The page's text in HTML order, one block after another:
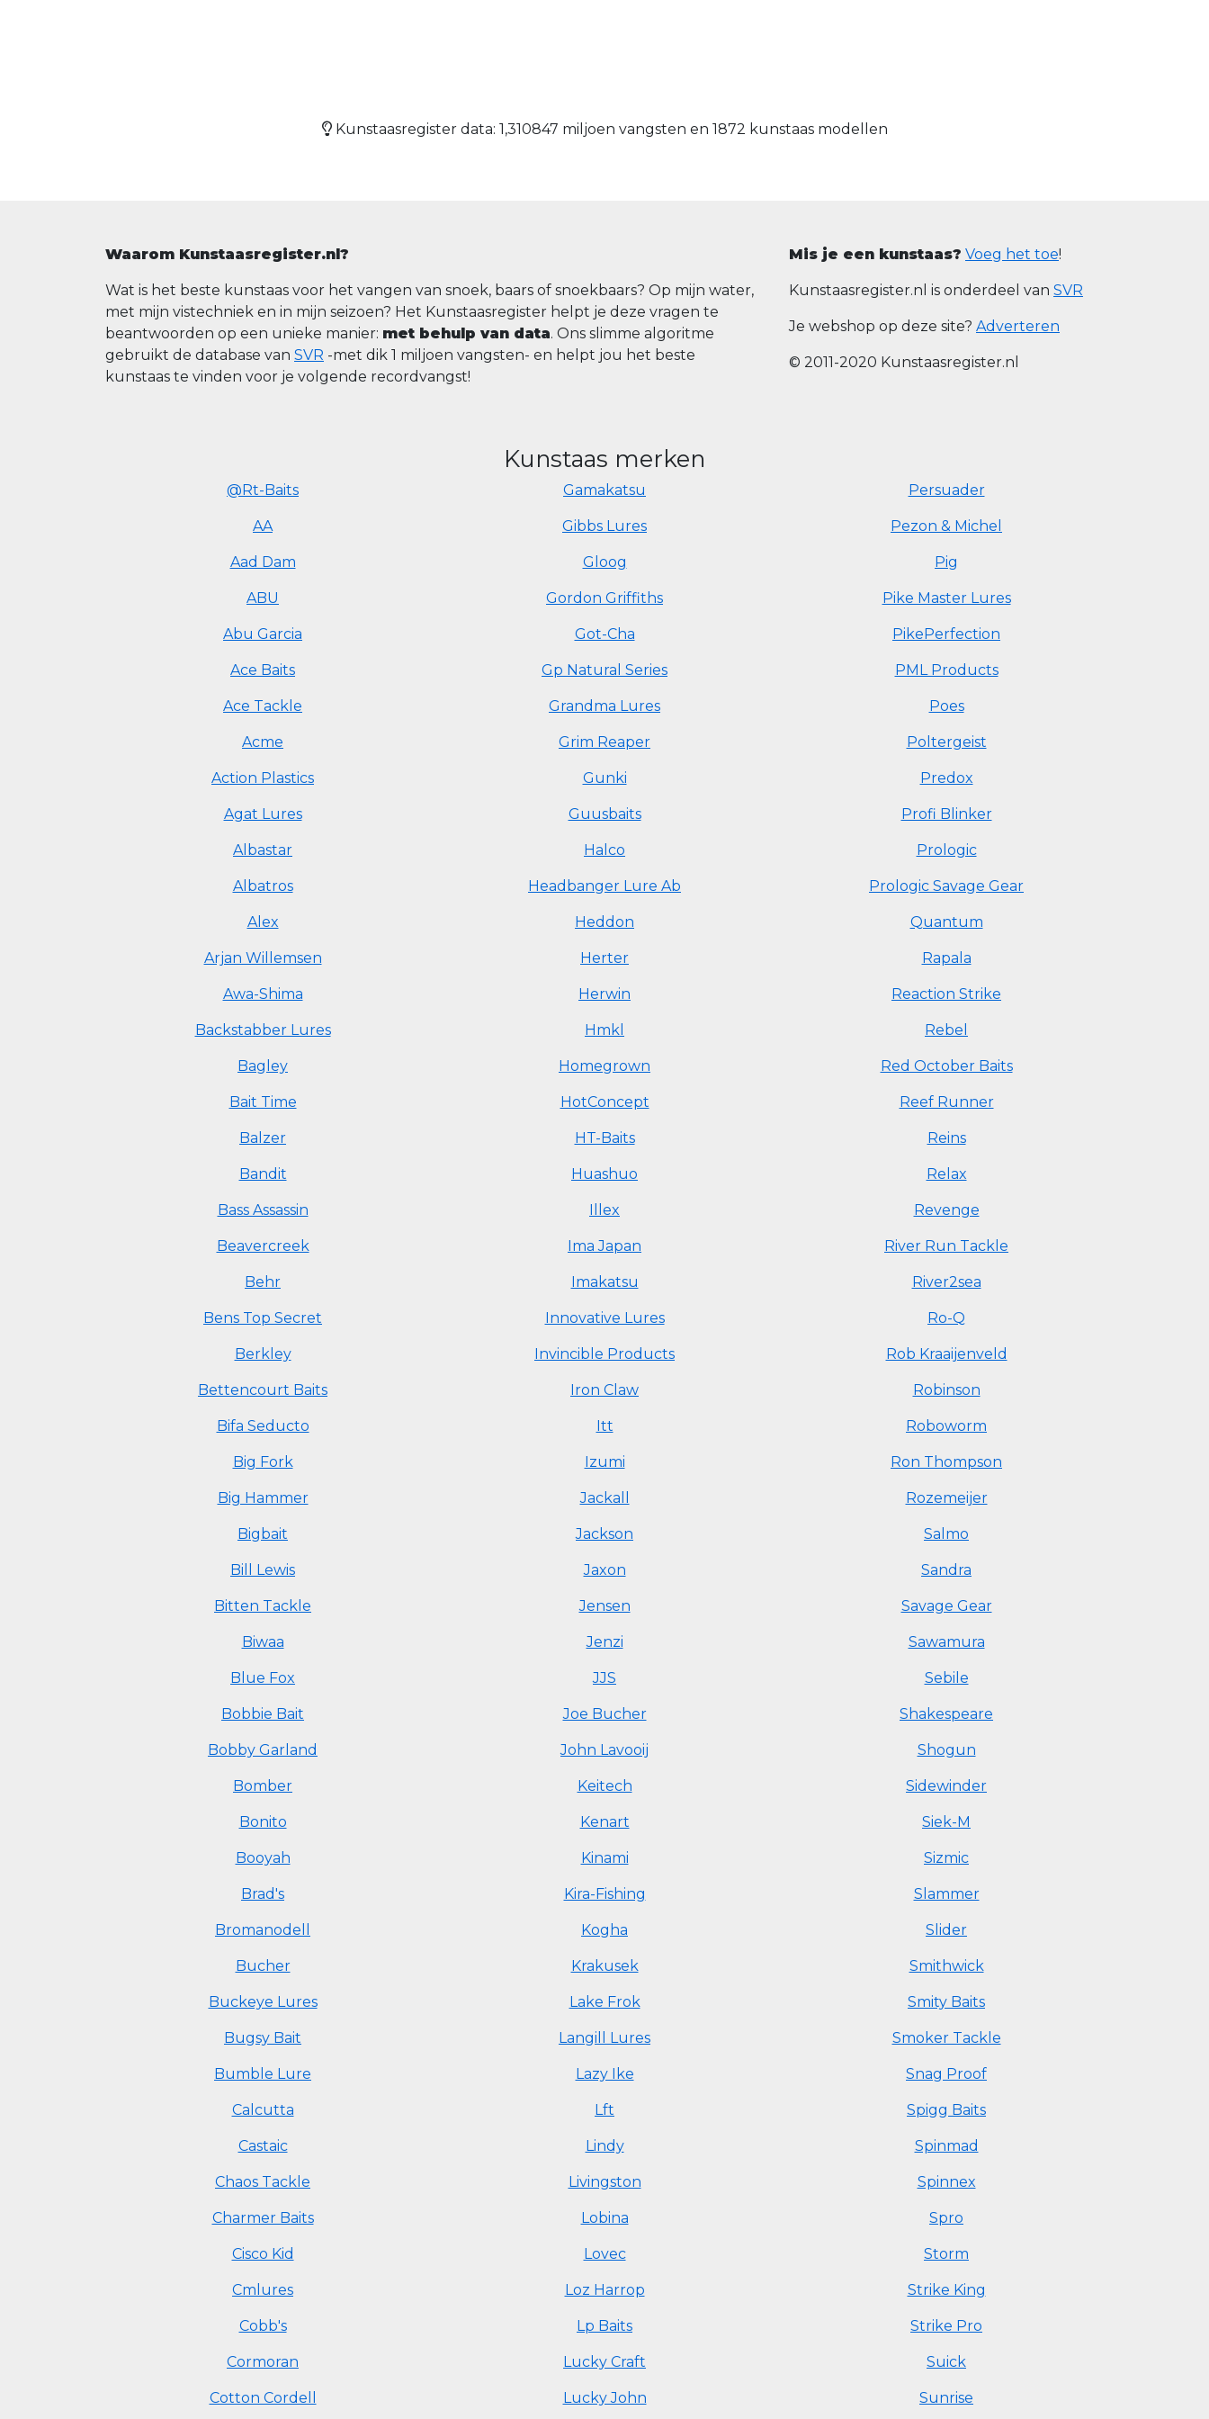
Kunstaasregister data: 1,310847 miljoen vangsten en 1872 kunstaas modellen
Waarom Kunstaasregister.nl?
Wat is het beste kunstaas voor het vangen van snoek, baars of snoekbaars? Op mijn water,
met mijn vistechniek en in mijn seizoen? Het Kunstaasregister helpt je deze vragen te
beantwoorden op een unieke manier: met behulp van data. Ons slimme algoritme
gebruikt de database van SVR -met dik 1 miljoen vangsten- en helpt jou het beste
kunstaas te vinden voor je volgende recordvangst!
Mis je een kunstaas? Voeg het toe!
Kunstaasregister.nl is onderdeel van SVR
Je webshop op deze site? Adverteren
© 2011-2020 Kunstaasregister.nl
Kunstaas merken
@Rt-Baits
AA
Aad Dam
ABU
Abu Garcia
Ace Baits
Ace Tackle
Acme
Action Plastics
Agat Lures
Albastar
Albatros
Alex
Arjan Willemsen
Awa-Shima
Backstabber Lures
Bagley
Bait Time
Balzer
Bandit
Bass Assassin
Beavercreek
Behr
Bens Top Secret
Berkley
Bettencourt Baits
Bifa Seducto
Big Fork
Big Hammer
Bigbait
Bill Lewis
Bitten Tackle
Biwaa
Blue Fox
Bobbie Bait
Bobby Garland
Bomber
Bonito
Booyah
Brad's
Bromanodell
Bucher
Buckeye Lures
Bugsy Bait
Bumble Lure
Calcutta
Castaic
Chaos Tackle
Charmer Baits
Cisco Kid
Cmlures
Cobb's
Cormoran
Cotton Cordell
Gamakatsu
Gibbs Lures
Gloog
Gordon Griffiths
Got-Cha
Gp Natural Series
Grandma Lures
Grim Reaper
Gunki
Guusbaits
Halco
Headbanger Lure Ab
Heddon
Herter
Herwin
Hmkl
Homegrown
HotConcept
HT-Baits
Huashuo
Illex
Ima Japan
Imakatsu
Innovative Lures
Invincible Products
Iron Claw
Itt
Izumi
Jackall
Jackson
Jaxon
Jensen
Jenzi
JJS
Joe Bucher
John Lavooij
Keitech
Kenart
Kinami
Kira-Fishing
Kogha
Krakusek
Lake Frok
Langill Lures
Lazy Ike
Lft
Lindy
Livingston
Lobina
Lovec
Loz Harrop
Lp Baits
Lucky Craft
Lucky John
Persuader
Pezon & Michel
Pig
Pike Master Lures
PikePerfection
PML Products
Poes
Poltergeist
Predox
Profi Blinker
Prologic
Prologic Savage Gear
Quantum
Rapala
Reaction Strike
Rebel
Red October Baits
Reef Runner
Reins
Relax
Revenge
River Run Tackle
River2sea
Ro-Q
Rob Kraaijenveld
Robinson
Roboworm
Ron Thompson
Rozemeijer
Salmo
Sandra
Savage Gear
Sawamura
Sebile
Shakespeare
Shogun
Sidewinder
Siek-M
Sizmic
Slammer
Slider
Smithwick
Smity Baits
Smoker Tackle
Snag Proof
Spigg Baits
Spinmad
Spinnex
Spro
Storm
Strike King
Strike Pro
Suick
Sunrise